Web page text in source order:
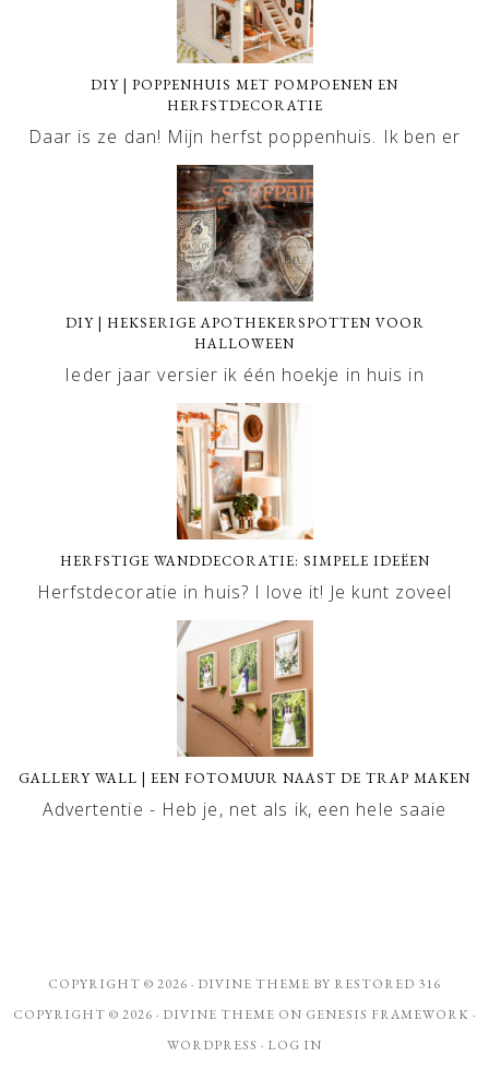
DIY | POPPENHUIS MET POMPOENEN EN
HERFSTDECORATIE
Daar is ze dan! Mijn herfst poppenhuis. Ik ben er
DIY | HEKSERIGE APOTHEKERSPOTTEN VOOR
HALLOWEEN
Ieder jaar versier ik één hoekje in huis in
HERFSTIGE WANDDECORATIE: SIMPELE IDEËEN
Herfstdecoratie in huis? I love it! Je kunt zoveel
GALLERY WALL | EEN FOTOMUUR NAAST DE TRAP MAKEN
Advertentie - Heb je, net als ik, een hele saaie
COPYRIGHT © 2026 · DIVINE THEME BY RESTORED 316
COPYRIGHT © 2026 · DIVINE THEME ON GENESIS FRAMEWORK ·
WORDPRESS · LOG IN